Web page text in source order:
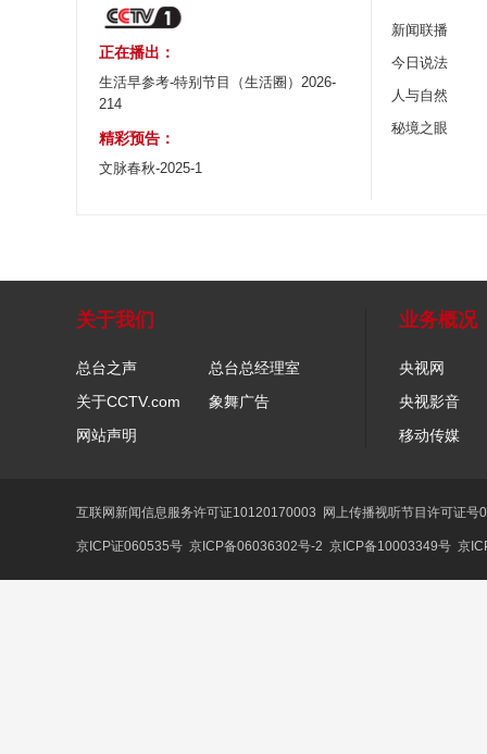
正在播出：
生活早参考-特别节目（生活圈）2026-
214
精彩预告：
文脉春秋-2025-1
新闻联播
今日说法
人与自然
秘境之眼
关于我们
总台之声
总台总经理室
关于CCTV.com
象舞广告
网站声明
业务概况
央视网
央视影音
移动传媒
互联网新闻信息服务许可证10120170003 网上传播视听节目许可证
京ICP证060535号 京ICP备06036302号-2 京ICP备10003349号 京